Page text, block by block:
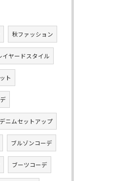
秋ファッション
イヤードスタイル
ト
デニムセットアップ
ブルゾンコーデ
ブーツコーデ